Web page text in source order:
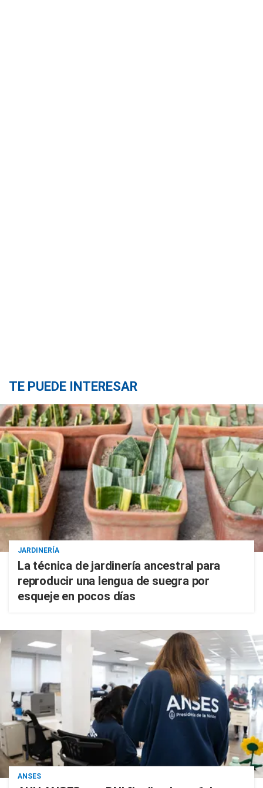
TE PUEDE INTERESAR
JARDINERÍA
La técnica de jardinería ancestral para
reproducir una lengua de suegra por
esqueje en pocos días
ANSES